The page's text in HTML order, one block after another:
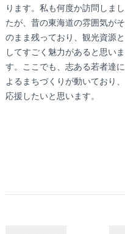
ります。私も何度か訪問しまし
たが、昔の東海道の雰囲気がそ
のまま残っており、観光資源と
してすごく魅力があると思いま
す。ここでも、志ある若者達に
よるまちづくりが動いており、
応援したいと思います。